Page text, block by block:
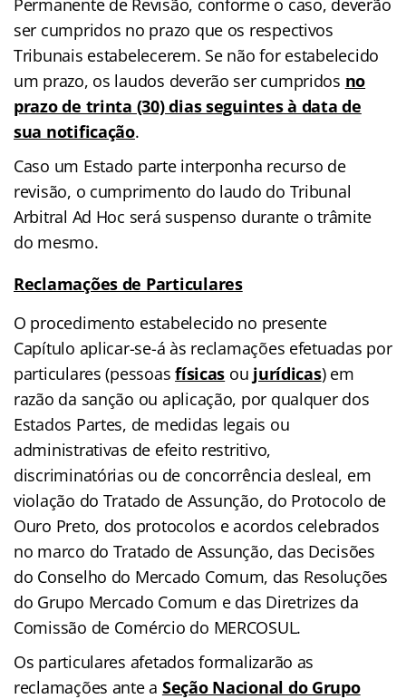
Permanente de Revisão, conforme o caso, deverão
ser cumpridos no prazo que os respectivos
Tribunais estabelecerem. Se não for estabelecido
um prazo, os laudos deverão ser cumpridos no
prazo de trinta (30) dias seguintes à data de
sua notificação.
Caso um Estado parte interponha recurso de
revisão, o cumprimento do laudo do Tribunal
Arbitral Ad Hoc será suspenso durante o trâmite
do mesmo.
Reclamações de Particulares
O procedimento estabelecido no presente
Capítulo aplicar-se-á às reclamações efetuadas por
particulares (pessoasfísicas ou jurídicas) em
razão da sanção ou aplicação, por qualquer dos
Estados Partes, de medidas legais ou
administrativas de efeito restritivo,
discriminatórias ou de concorrência desleal, em
violação do Tratado de Assunção, do Protocolo de
Ouro Preto, dos protocolos e acordos celebrados
no marco do Tratado de Assunção, das Decisões
do Conselho do Mercado Comum, das Resoluções
do Grupo Mercado Comum e das Diretrizes da
Comissão de Comércio do MERCOSUL.
Os particulares afetados formalizarão as
reclamações ante a Seção Nacional do Grupo